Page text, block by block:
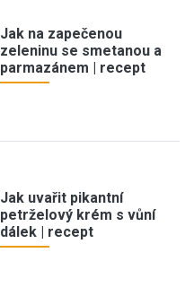
Jak na zapečenou
zeleninu se smetanou a
parmazánem | recept
Jak uvařit pikantní
petrželový krém s vůní
dálek | recept